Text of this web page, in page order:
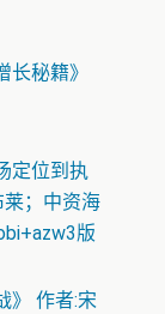
长秘籍》
定位到执
莱；中资海
版
》 作者:宋